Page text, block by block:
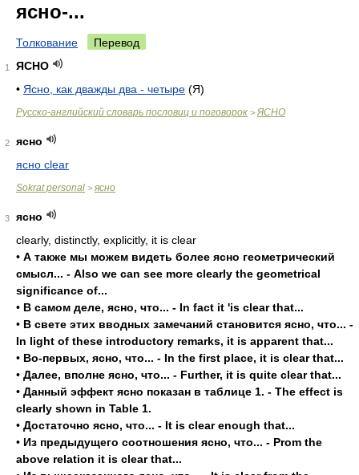
ясно-...
Толкование Перевод
1
ЯСНО
• Ясно, как дважды два - четыре (Я)
Русско-английский словарь пословиц и поговорок > ЯСНО
2
ясно
ясно clear
Sokrat personal > ясно
3
ясно
clearly, distinctly, explicitly, it is clear
• А также мы можем видеть более ясно геометрический
смысл... - Also we can see more clearly the geometrical
significance of...
• В самом деле, ясно, что... - In fact it 'is clear that...
• В свете этих вводных замечаний становится ясно, что... -
In light of these introductory remarks, it is apparent that...
• Во-первых, ясно, что... - In the first place, it is clear that...
• Далее, вполне ясно, что... - Further, it is quite clear that...
• Данный эффект ясно показан в таблице 1. - The effect is
clearly shown in Table 1.
• Достаточно ясно, что... - It is clear enough that...
• Из предыдущего соотношения ясно, что... - Prom the
above relation it is clear that...